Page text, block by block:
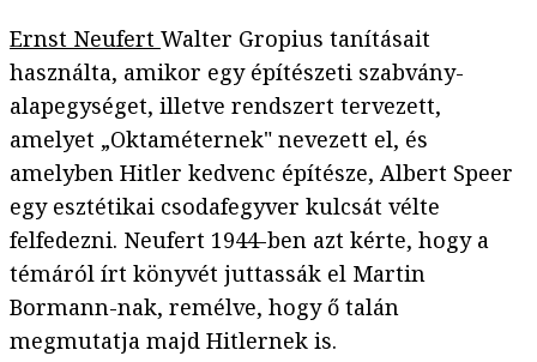
Ernst Neufert Walter Gropius tanításait
használta, amikor egy építészeti szabvány-
alapegységet, illetve rendszert tervezett,
amelyet „Oktaméternek" nevezett el, és
amelyben Hitler kedvenc építésze, Albert Speer
egy esztétikai csodafegyver kulcsát vélte
felfedezni. Neufert 1944-ben azt kérte, hogy a
témáról írt könyvét juttassák el Martin
Bormann-nak, remélve, hogy ő talán
megmutatja majd Hitlernek is.